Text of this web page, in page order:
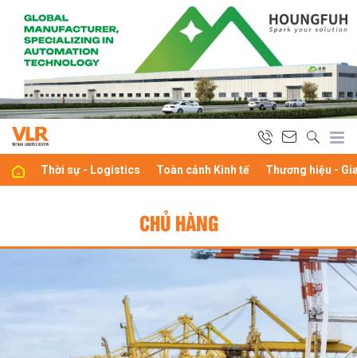
Thời sự - Logistics Toàn cảnh Kinh tế Thương hiệu -
CHỦ HÀNG